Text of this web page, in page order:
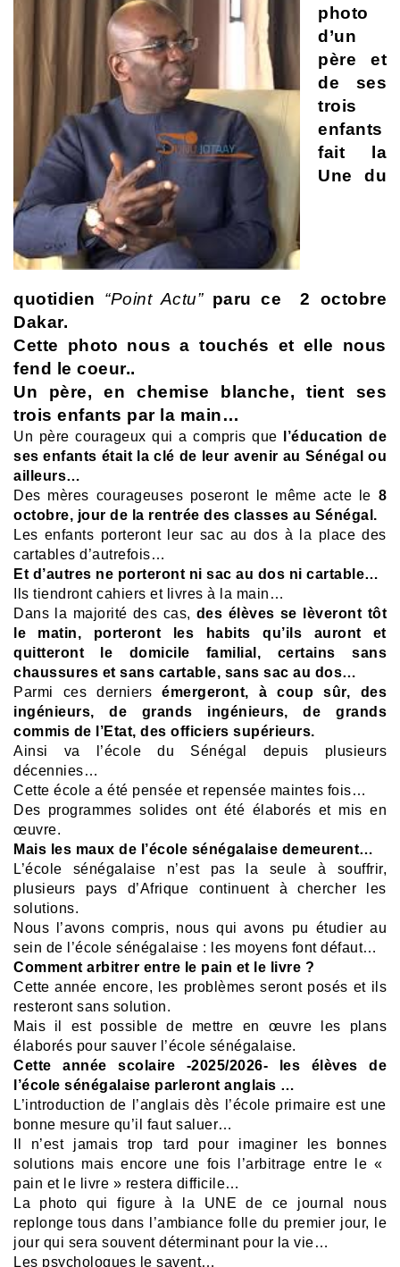
photo
d’un
père et
de ses
trois
enfants
fait la
Une du
quotidien “Point Actu”paru ce 2 octobre
Dakar.
Cette photo nous a touchés et elle nous
fend le coeur..
Un père, en chemise blanche, tient ses
trois enfants par la main…
Un père courageux qui a compris que
l’éducation de
ses enfants était la clé de leur avenir au Sénégal ou
ailleurs…
Des mères courageuses poseront le même acte le 8
octobre, jour de la rentrée des classes au Sénégal.
Les enfants porteront leur sac au dos à la place des
cartables d’autrefois…
Et d’autres ne porteront ni sac au dos ni cartable…
Ils tiendront cahiers et livres à la main…
Dans la majorité des cas, des élèves se lèveront tôt
le matin, porteront les habits qu’ils auront et
quitteront le domicile familial, certains sans
chaussures et sans cartable, sans sac au dos…
Parmi ces derniersémergeront, à coup sûr, des
ingénieurs, de grands ingénieurs, de grands
commis de l’Etat, des officiers supérieurs.
Ainsi va l’école du Sénégal depuis plusieurs
décennies…
Cette école a été pensée et repensée maintes fois…
Des programmes solides ont été élaborés et mis en
œuvre.
Mais les maux de l’école sénégalaise demeurent…
L’école sénégalaise n’est pas la seule à souffrir,
plusieurs pays d’Afrique continuent à chercher les
solutions.
Nous l’avons compris, nous qui avons pu étudier au
sein de l’école sénégalaise : les moyens font défaut…
Comment arbitrer entre le pain et le livre ?
Cette année encore, les problèmes seront posés et ils
resteront sans solution.
Mais il est possible de mettre en œuvre les plans
élaborés pour sauver l’école sénégalaise.
Cette année scolaire -2025/2026- les élèves de
l’école sénégalaise parleront anglais …
L’introduction de l’anglais dès l’école primaire est une
bonne mesure qu’il faut saluer…
Il n’est jamais trop tard pour imaginer les bonnes
solutions mais encore une fois l’arbitrage entre le «
pain et le livre » restera difficile…
La photo qui figure à la UNE de ce journal nous
replonge tous dans l’ambiance folle du premier jour, le
jour qui sera souvent déterminant pour la vie…
Les psychologues le savent…